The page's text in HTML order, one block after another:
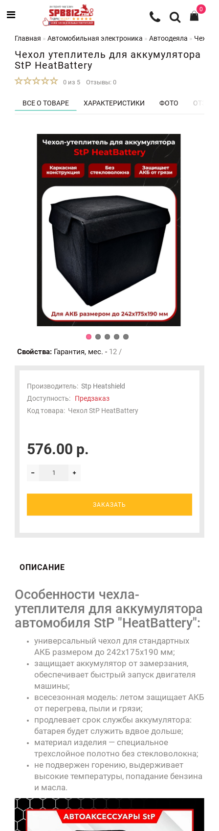
0
Главная Автомобильная электроника Автоодеяла Чехол
Чехол утеплитель для аккумулятора
StP HeatBattery
0 из 5 Отзывы: 0
ВСЕ О ТОВАРЕ ХАРАКТЕРИСТИКИ ФОТО
Свойства: Гарантия, мес. - 12 /
Производитель: Stp Heatshield
Доступность: Предзаказ
Код товара: Чехол StP HeatBattery
576.00 р.
ЗАКАЗАТЬ
ОПИСАНИЕ
Особенности чехла-
утеплителя для аккумулятора
автомобиля StP "HeatBattery":
универсальный чехол для стандартных
АКБ размером до 242х175х190 мм;
защищает аккумулятор от замерзания,
обеспечивает быстрый запуск двигателя
машины;
всесезонная модель: летом защищает АКБ
от перегрева, пыли и грязи;
продлевает срок службы аккумулятора:
батарея будет служить вдвое дольше;
материал изделия — специальное
трехслойное полотно без стекловолокна;
не подвержен горению, выдерживает
высокие температуры, попадание бензина
и масла.